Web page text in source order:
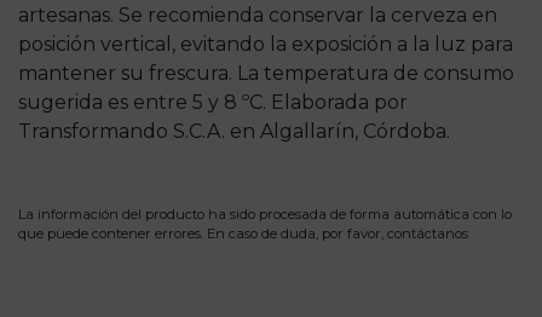
artesanas. Se recomienda conservar la cerveza en
posición vertical, evitando la exposición a la luz para
mantener su frescura. La temperatura de consumo
sugerida es entre 5 y 8 ºC. Elaborada por
Transformando S.C.A. en Algallarín, Córdoba.
La información del producto ha sido procesada de forma automática con lo
que puede contener errores. En caso de duda, por favor, contáctanos